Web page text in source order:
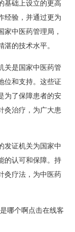
基础上设立的更高
经验，并通过更为
中医药管理局，
的技术水平。
关是国家中医药管
位和支持。这些证
为了保障患者的安
灸治疗，为广大患
发证机关为国家中
的认可和保障。持
灸疗法，为中医药
哪个啊点击在线客